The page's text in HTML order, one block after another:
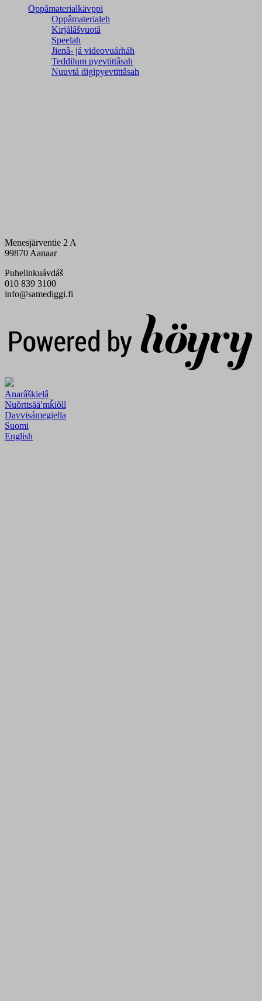
Oppâmaterialkävppi
Oppâmaterialeh
Kirjálâšvuotâ
Speelah
Jienâ- já videovuárháh
Teddilum pyevtittâsah
Nuuvtá digipyevtittâsah
Menesjärventie 2 A
99870 Aanaar
Puhelinkuávdáš
010 839 3100
info@samediggi.fi
Anarâškielâ
Nuõrttsääʹmǩiõll
Davvisámegiella
Suomi
English